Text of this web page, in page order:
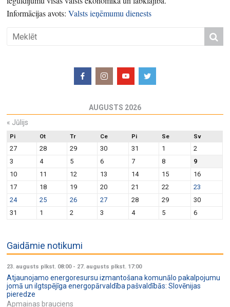
Informācijas avots:Valsts ieņēmumu dienests
AUGUSTS 2026
« Jūlijs
Pi Ot Tr Ce Pi Se Sv
27 28 29 30 31 1
2
3
4 5 6 7 8
9
10
11 12 13 14 15
16
17
18 19 20 21 22
23
24
25 26 27 28 29
30
31
1 2 3 4 5 6
Gaidāmie notikumi
23. augusts plkst. 08:00- 27. augusts plkst. 17:00
Atjaunojamo energoresursu izmantošana komunālo pakalpojumu
jomā un ilgtspējīga energopārvaldība pašvaldībās: Slovēnijas
pieredze
Apmaiņas brauciens